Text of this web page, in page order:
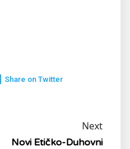
Share on Twitter
Next
Novi Etičko-Duhovni